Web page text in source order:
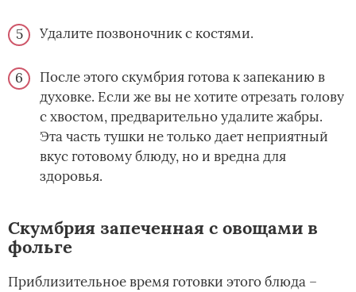
Удалите позвоночник с костями.
После этого скумбрия готова к запеканию в
духовке. Если же вы не хотите отрезать голову
с хвостом, предварительно удалите жабры.
Эта часть тушки не только дает неприятный
вкус готовому блюду, но и вредна для
здоровья.
Скумбрия запеченная с овощами в
фольге
Приблизительное время готовки этого блюда –